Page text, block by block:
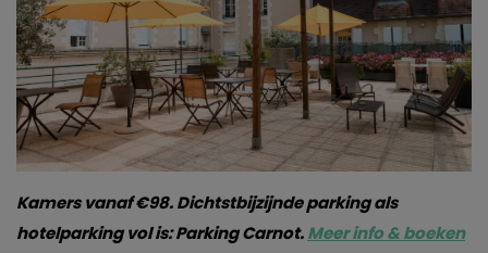
Kamers vanaf €98. Dichtstbijzijnde parking als
hotelparking vol is: Parking Carnot.Meer info & boeken